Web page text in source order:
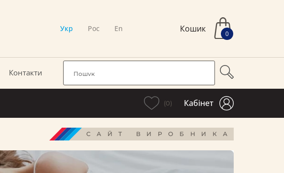
Укр Рос En Кошик 0
Контакти
(0) Кабінет
САЙТ ВИРОБНИКА